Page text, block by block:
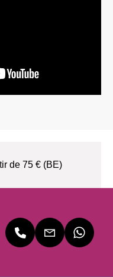
de 75 € (BE)